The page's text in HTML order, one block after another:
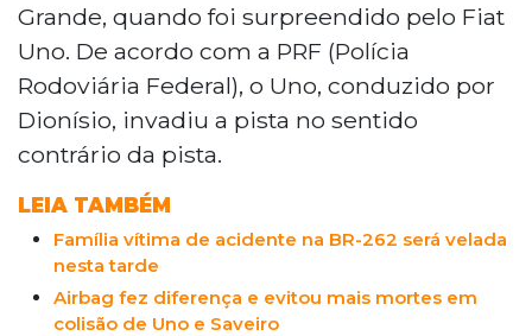
Grande, quando foi surpreendido pelo Fiat
Uno. De acordo com a PRF (Polícia
Rodoviária Federal), o Uno, conduzido por
Dionísio, invadiu a pista no sentido
contrário da pista.
LEIA TAMBÉM
Família vítima de acidente na BR-262 será velada
nesta tarde
Airbag fez diferença e evitou mais mortes em
colisão de Uno e Saveiro